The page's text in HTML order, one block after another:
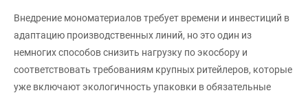
Внедрение мономатериалов требует времени и инвестиций в
адаптацию производственных линий, но это один из
немногих способов снизить нагрузку по экосбору и
соответствовать требованиям крупных ритейлеров, которые
уже включают экологичность упаковки в обязательные